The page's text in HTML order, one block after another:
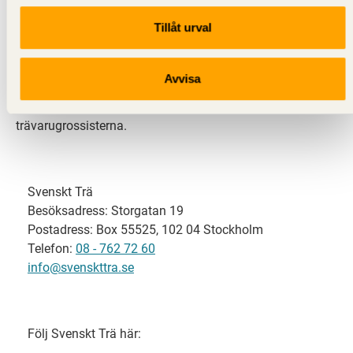
Tillåt urval
Avvisa
Svenskt Trä representerar svensk sågverksindustri
och är en del av branschorganisationen
svensk limträ-, KL-trä- och förpackningsindustri samt
trävarugrossisterna.
Svenskt Trä
Besöksadress: Storgatan 19
Postadress: Box 55525, 102 04 Stockholm
Telefon: 08 - 762 72 60
info@svenskttra.se
Följ Svenskt Trä här: